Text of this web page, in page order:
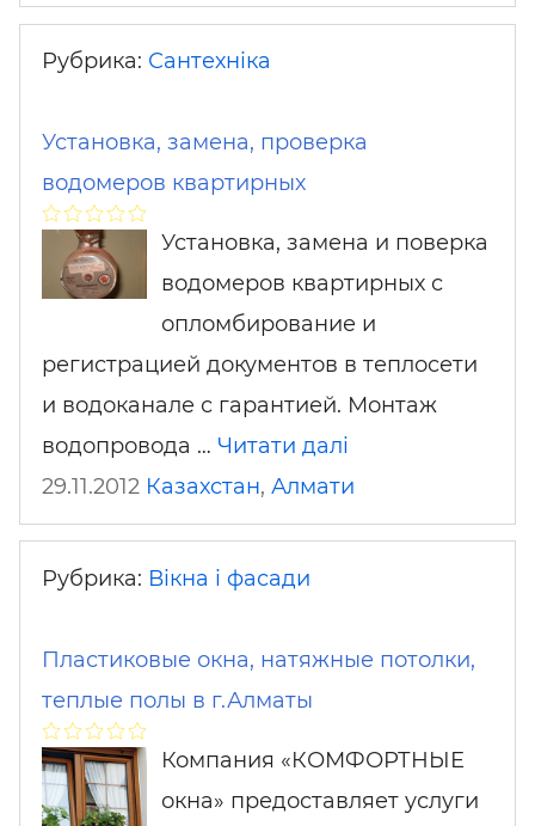
Рубрика: Сантехніка
Установка, замена, проверка
водомеров квартирных
Установка, замена и поверка
водомеров квартирных с
опломбирование и
регистрацией документов в теплосети
и водоканале с гарантией. Монтаж
водопровода … Читати далі
29.11.2012 Казахстан, Алмати
Рубрика: Вікна і фасади
Пластиковые окна, натяжные потолки,
теплые полы в г.Алматы
Компания «КОМФОРТНЫЕ
окна» предоставляет услуги